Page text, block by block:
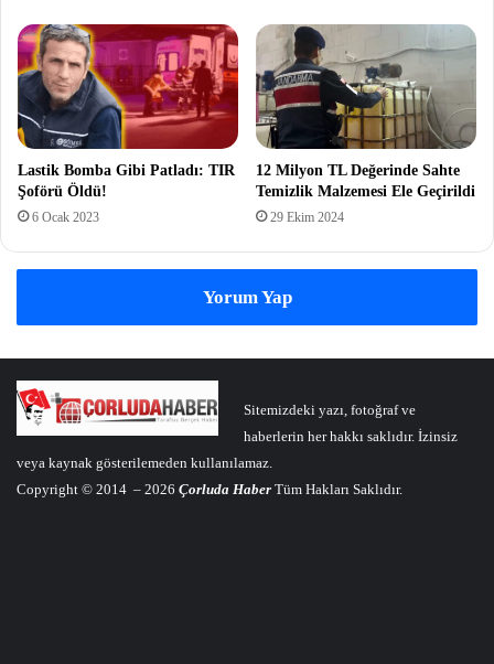
Lastik Bomba Gibi Patladı: TIR
Şoförü Öldü!
6 Ocak 2023
12 Milyon TL Değerinde Sahte
Temizlik Malzemesi Ele Geçirildi
29 Ekim 2024
Yorum Yap
Sitemizdeki yazı, fotoğraf ve
haberlerin her hakkı saklıdır. İzinsiz
veya kaynak gösterilemeden kullanılamaz.
Copyright © 2014 – 2026 Çorluda Haber Tüm Hakları Saklıdır.